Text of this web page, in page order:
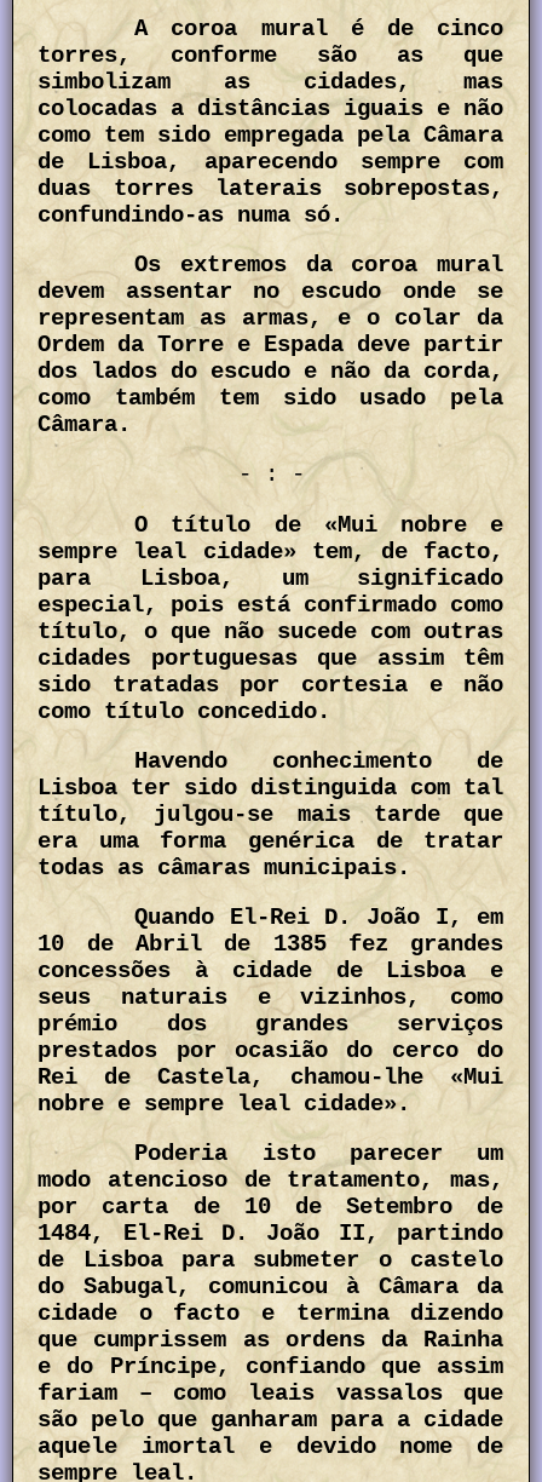
A coroa mural é de cinco
torres, conforme são as que
simbolizam as cidades, mas
colocadas a distâncias iguais e não
como tem sido empregada pela Câmara
de Lisboa, aparecendo sempre com
duas torres laterais sobrepostas,
confundindo-as numa só.
Os extremos da coroa mural
devem assentar no escudo onde se
representam as armas, e o colar da
Ordem da Torre e Espada deve partir
dos lados do escudo e não da corda,
como também tem sido usado pela
Câmara.
- : -
O título de «Mui nobre e
sempre leal cidade» tem, de facto,
para Lisboa, um significado
especial, pois está confirmado como
título, o que não sucede com outras
cidades portuguesas que assim têm
sido tratadas por cortesia e não
como título concedido.
Havendo conhecimento de
Lisboa ter sido distinguida com tal
título, julgou-se mais tarde que
era uma forma genérica de tratar
todas as câmaras municipais.
Quando El-Rei D. João I, em
10 de Abril de 1385 fez grandes
concessões à cidade de Lisboa e
seus naturais e vizinhos, como
prémio dos grandes serviços
prestados por ocasião do cerco do
Rei de Castela, chamou-lhe «Mui
nobre e sempre leal cidade».
Poderia isto parecer um
modo atencioso de tratamento, mas,
por carta de 10 de Setembro de
1484, El-Rei D. João II, partindo
de Lisboa para submeter o castelo
do Sabugal, comunicou à Câmara da
cidade o facto e termina dizendo
que cumprissem as ordens da Rainha
e do Príncipe, confiando que assim
fariam – como leais vassalos que
são pelo que ganharam para a cidade
aquele imortal e devido nome de
sempre leal.